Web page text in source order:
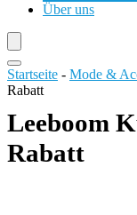
Über uns
Startseite - Mode &
Rabatt
Leeboom
Rabatt